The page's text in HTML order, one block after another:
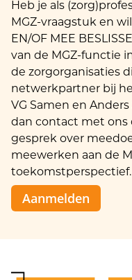
Heb je als
MGZ-vraagstuk en wil
EN/OF MEE
van de MGZ-functie
de zorgorganisaties
netwerkpartner bij
VG Samen en
dan contact met ons
gesprek over
meewerken aan de
toekomstperspectief.
Aanmelden